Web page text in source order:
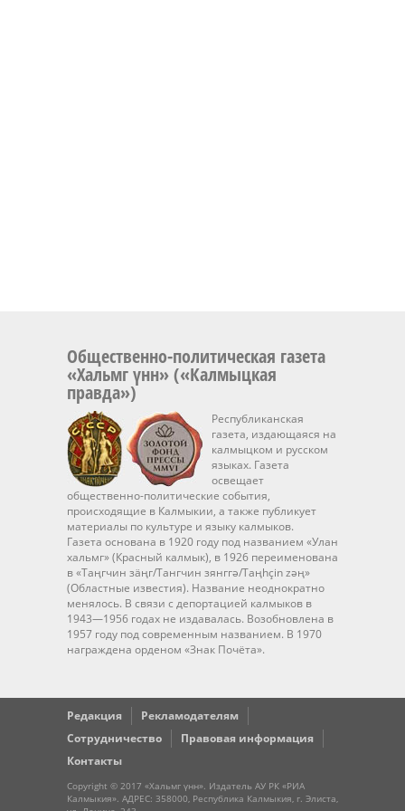
Общественно-политическая газета
«Хальмг үнн» («Калмыцкая
правда»)
Республиканская
газета, издающаяся на
калмыцком и русском
языках. Газета
освещает
общественно-политические события,
происходящие в Калмыкии, а также публикует
материалы по культуре и языку калмыков.
Газета основана в 1920 году под названием «Улан
хальмг» (Красный калмык), в 1926 переименована
в «Таңгчин зäңг/Тангчин зянггә/Taңhçin zәң»
(Областные известия). Название неоднократно
менялось. В связи с депортацией калмыков в
1943—1956 годах не издавалась. Возобновлена в
1957 году под современным названием. В 1970
награждена орденом «Знак Почёта».
Редакция
Рекламодателям
Сотрудничество
Правовая информация
Контакты
Copyright © 2017 «Хальмг үнн». Издатель АУ РК «РИА
Калмыкия». АДРЕС: 358000, Республика Калмыкия, г. Элиста,